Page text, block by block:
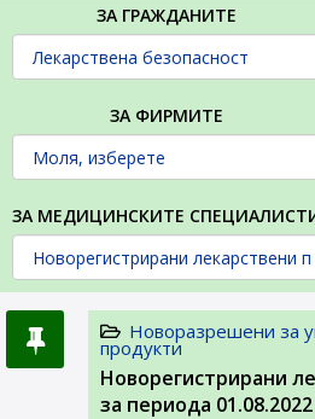
ЗА ГРАЖДАНИТЕ
ЗА ФИРМИТЕ
ЗА МЕДИЦИНСКИТЕ
Новоразрешени за
продукти
Новорегистрирани
за периода 01.08.2022